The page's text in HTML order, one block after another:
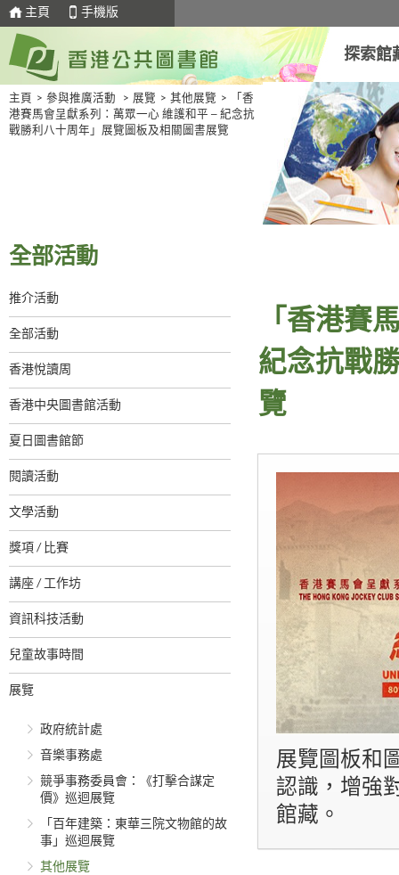
主頁 手機版
探索館
主頁 > 參與推廣活動 > 展覽 > 其他展覽 >
「香
港賽馬會呈獻系列：萬眾一心 維護和平 ─ 紀念抗
戰勝利八十周年」展覽圖板及相關圖書展覽
全部活動
推介活動
全部活動
香港悅讀周
香港中央圖書館活動
夏日圖書館節
閱讀活動
文學活動
獎項 / 比賽
講座 / 工作坊
資訊科技活動
兒童故事時間
展覽
政府統計處
音樂事務處
競爭事務委員會：《打擊合謀定
價》巡迴展覽
「百年建築：東華三院文物館的故
事」巡迴展覽
其他展覽
「香港賽
紀念抗戰
覽
展覽圖板和
認識，增強
館藏。